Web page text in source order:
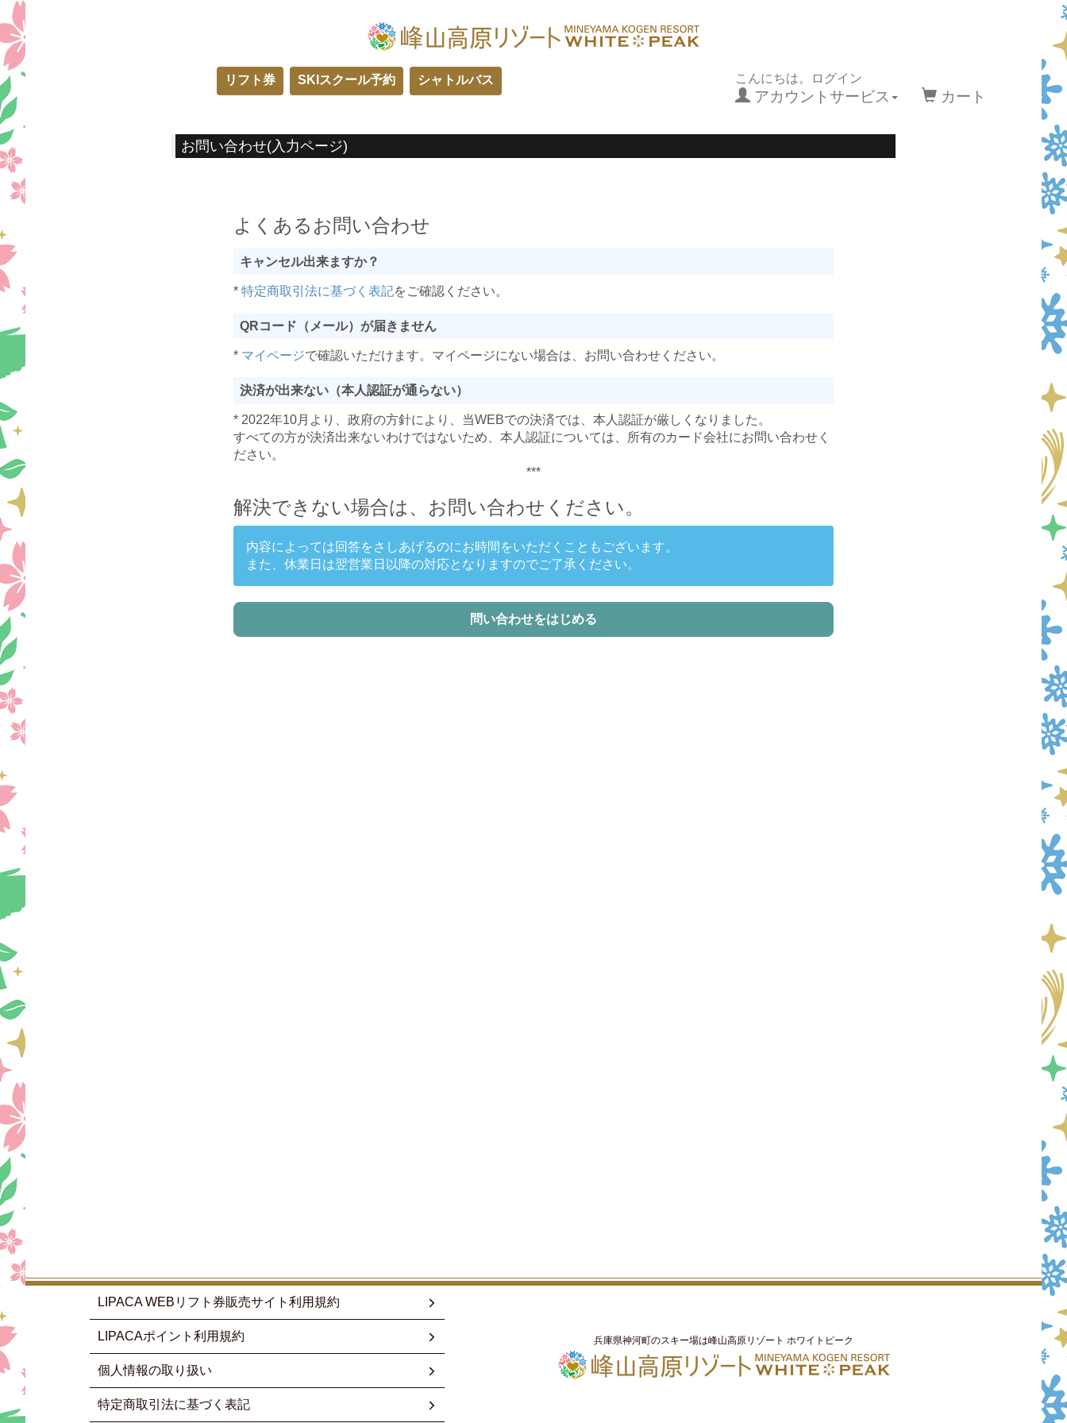
リフト券 SKIスクール予約 シャトルバス こんにちは。ログイン
アカウントサービス カート
お問い合わせ(入力ページ)
よくあるお問い合わせ
キャンセル出来ますか？
*特定商取引法に基づく表記をご確認ください。
QRコード（メール）が届きません
* マイページで確認いただけます。マイページにない場合は、お問い合わせください。
決済が出来ない（本人認証が通らない）
* 2022年10月より、政府の方針により、当WEBでの決済では、本人認証が厳しくなりました。
すべての方が決済出来ないわけではないため、本人認証については、所有のカード会社にお問い合わせく
ださい。
***
解決できない場合は、お問い合わせください。
内容によっては回答をさしあげるのにお時間をいただくこともございます。
また、休業日は翌営業日以降の対応となりますのでご了承ください。
問い合わせをはじめる
LIPACA WEBリフト券販売サイト利用規約
LIPACAポイント利用規約
個人情報の取り扱い
特定商取引法に基づく表記
兵庫県神河町のスキー場は峰山高原リゾート ホワイトピーク